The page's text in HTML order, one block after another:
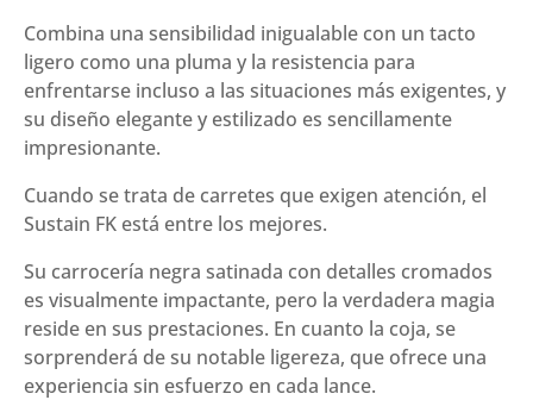
Combina una sensibilidad inigualable con un tacto
ligero como una pluma y la resistencia para
enfrentarse incluso a las situaciones más exigentes, y
su diseño elegante y estilizado es sencillamente
impresionante.
Cuando se trata de carretes que exigen atención, el
Sustain FK está entre los mejores.
Su carrocería negra satinada con detalles cromados
es visualmente impactante, pero la verdadera magia
reside en sus prestaciones. En cuanto la coja, se
sorprenderá de su notable ligereza, que ofrece una
experiencia sin esfuerzo en cada lance.